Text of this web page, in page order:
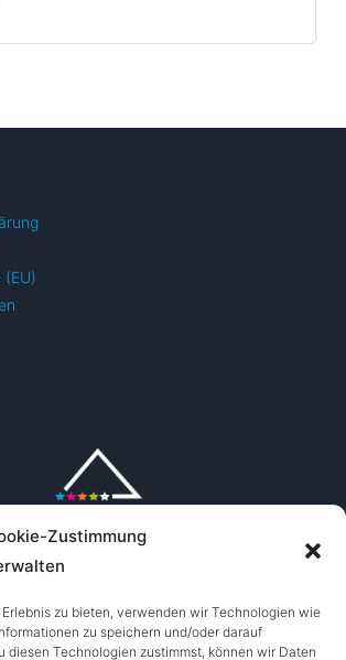
Zustimmung
zu bieten, verwenden wir Technologien wie
zu speichern und/oder darauf
diesen Technologien zustimmst, können wir Daten
(EU)